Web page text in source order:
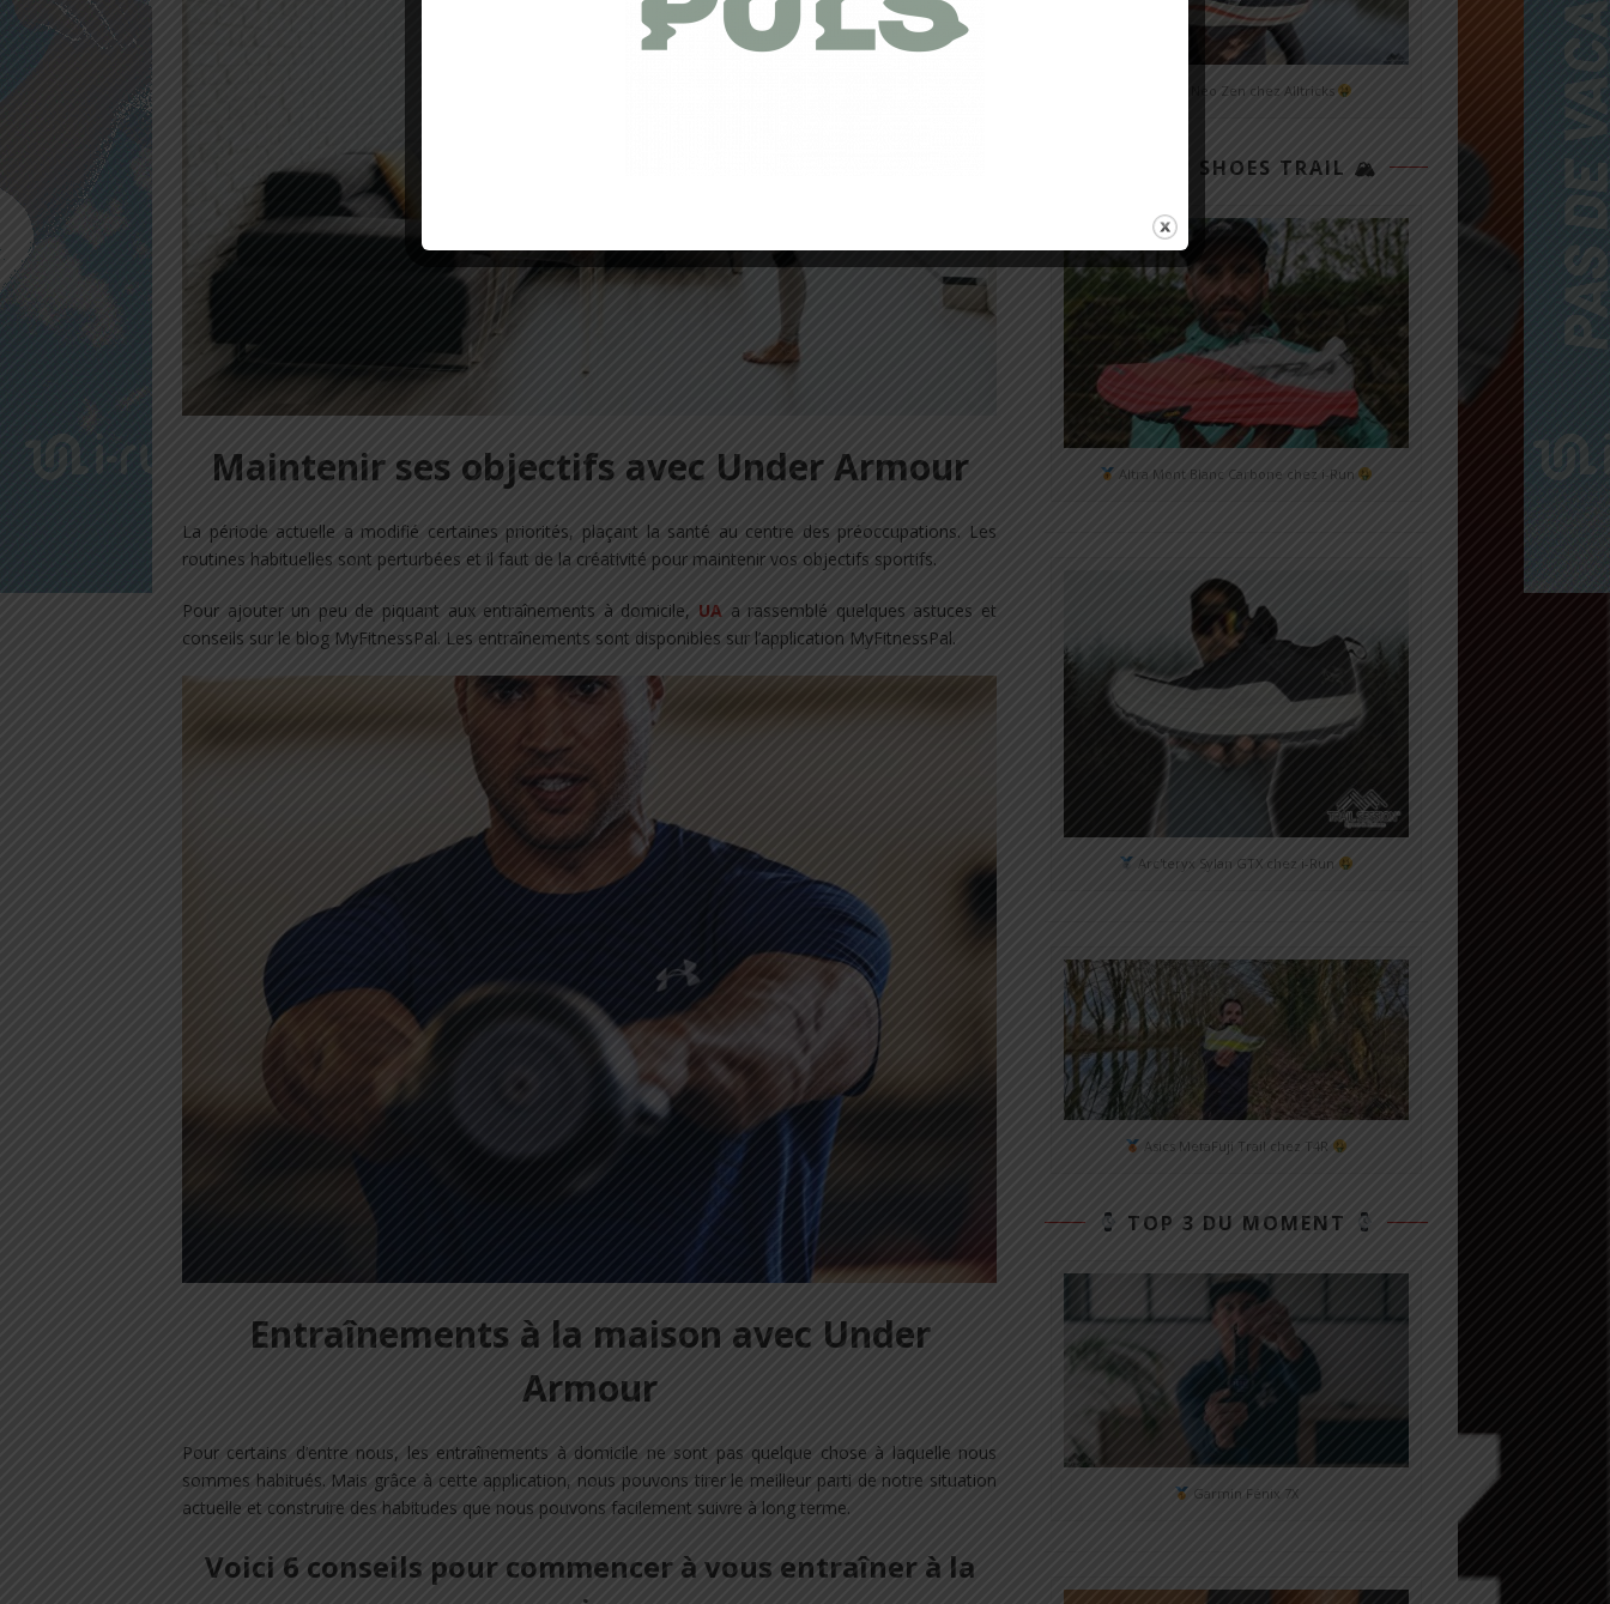
Maintenir ses objectifs avec Under Armour
La période actuelle a modifié certaines priorités, plaçant la santé au centre des préoccupations. Les
routines habituelles sont perturbées et il faut de la créativité pour maintenir vos objectifs sportifs.
Pour ajouter un peu de piquant aux entraînements à domicile, UA a rassemblé quelques astuces et
conseils sur le blog MyFitnessPal. Les entraînements sont disponibles sur l’application MyFitnessPal.
Entraînements à la maison avec Under
Armour
Pour certains d’entre nous, les entraînements à domicile ne sont pas quelque chose à laquelle nous
sommes habitués. Mais grâce à cette application, nous pouvons tirer le meilleur parti de notre situation
actuelle et construire des habitudes que nous pouvons facilement suivre à long terme.
Voici 6 conseils pour commencer à vous entraîner à la
Mizuno Neo Zen chez Alltricks
TOP 3 SHOES TRAIL 🏔
Altra Mont Blanc Carbone chez i-Run
Arc'teryx Sylan GTX chez i-Run
Asics MetaFuji Trail chez T4R
TOP 3 DU MOMENT
Garmin Fénix 7X